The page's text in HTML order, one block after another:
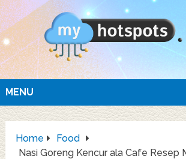
MENU
Home
Food
Nasi Goreng Kencur ala Cafe Resep